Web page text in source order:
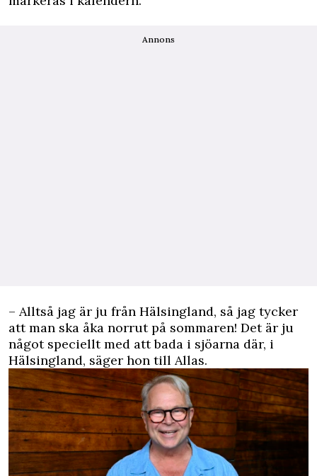
Annons
– Alltså jag är ju från Hälsingland, så jag tycker
att man ska åka norrut på sommaren! Det är ju
något speciellt med att bada i sjöarna där, i
Hälsingland, säger hon till Allas.